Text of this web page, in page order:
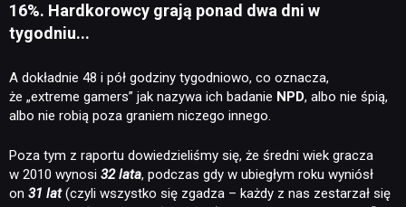
16%. Hardkorowcy grają ponad dwa dni w
tygodniu...
A dokładnie 48 i pół godziny tygodniowo, co oznacza,
że „extreme gamers” jak nazywa ich badanie NPD, albo nie śpią,
albo nie robią poza graniem niczego innego.
Poza tym z raportu dowiedzieliśmy się, że średni wiek gracza
w 2010 wynosi 32 lata, podczas gdy w ubiegłym roku wyniósł
on 31 lat(czyli wszystko się zgadza – każdy z nas zestarzał się